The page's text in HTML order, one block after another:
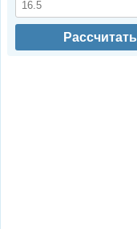
Рассчитать